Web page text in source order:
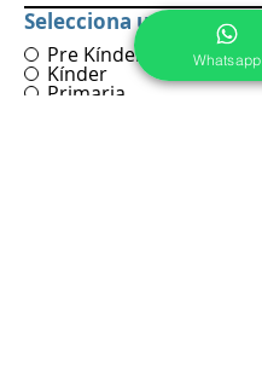
Selecciona una opción
Pre Kínder
Kínder
Primaria
Whatsapp